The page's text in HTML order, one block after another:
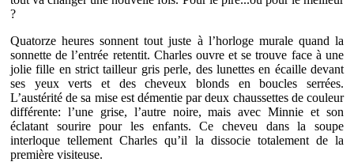
?
Quatorze heures sonnent tout juste à l’horloge murale quand la
sonnette de l’entrée retentit. Charles ouvre et se trouve face à une
jolie fille en strict tailleur gris perle, des lunettes en écaille devant
ses yeux verts et des cheveux blonds en boucles serrées.
L’austérité de sa mise est démentie par deux chaussettes de couleur
différente: l’une grise, l’autre noire, mais avec Minnie et son
éclatant sourire pour les enfants. Ce cheveu dans la soupe
interloque tellement Charles qu’il la dissocie totalement de la
première visiteuse.